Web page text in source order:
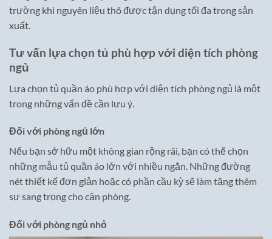
trường khi nguyên liệu thô được tận dụng tối đa trong sản
xuất.
Tư vấn lựa chọn tủ phù hợp với diện tích phòng
ngủ
Lựa chọn tủ quần áo phù hợp với diện tích phòng ngủ là một
trong những vấn đề cần lưu ý.
Đối với phòng ngủ lớn
Nếu bạn sở hữu một không gian rộng rãi, bạn có thể chọn
những mẫu tủ quần áo lớn với nhiều ngăn. Những đường
nét thiết kế đơn giản hoặc có phần cầu kỳ sẽ làm tăng thêm
sự sang trọng cho căn phòng.
Đối với phòng ngủ nhỏ